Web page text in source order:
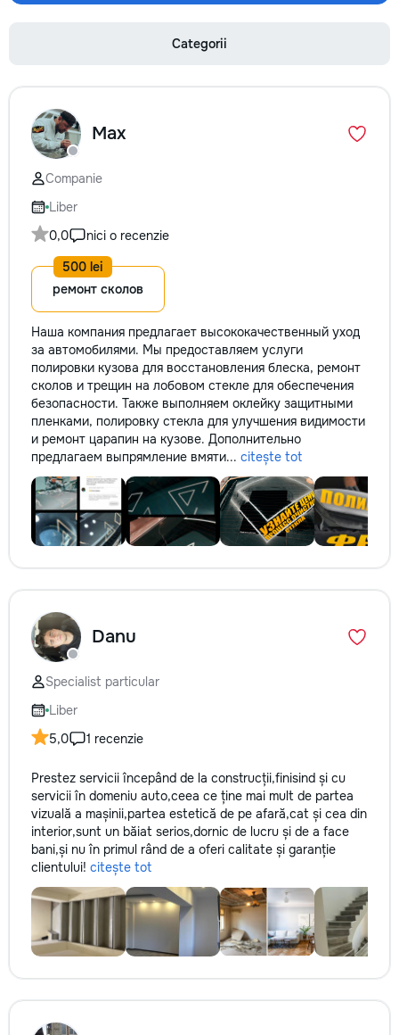
машины,
техника
связано с
Categorii
Max
Companie
Liber
0,0
nici o recenzie
ремонт сколов
Наша компания предлагает высококачественный уход
за автомобилями. Мы предоставляем услуги
полировки кузова для восстановления блеска, ремонт
сколов и трещин на лобовом стекле для обеспечения
безопасности. Также выполняем оклейку защитными
пленками, полировку стекла для улучшения видимости
и ремонт царапин на кузове. Дополнительно
предлагаем выпрямление вмяти... citește tot
Danu
Specialist particular
Liber
5,0
1 recenzie
Prestez servicii începând de la construcții,finisind și cu
servicii în domeniu auto,ceea ce ține mai mult de partea
vizuală a mașinii,partea estetică de pe afară,cat și cea din
interior,sunt un băiat serios,dornic de lucru și de a face
bani,și nu în primul rând de a oferi calitate și garanție
clientului! citește tot